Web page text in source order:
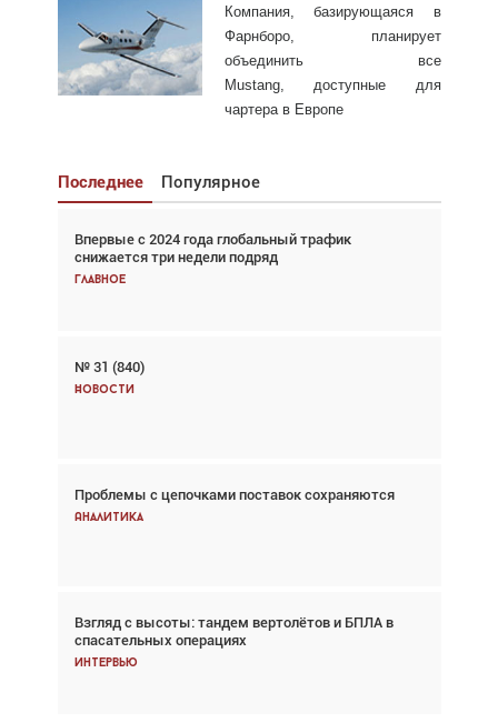
Компания, базирующаяся в
Фарнборо, планирует
объединить все
Mustang, доступные для
чартера в Европе
Последнее Популярное
Впервые с 2024 года глобальный трафик
снижается три недели подряд
Главное
№ 31 (840)
Новости
Проблемы с цепочками поставок сохраняются
Аналитика
Взгляд с высоты: тандем вертолётов и БПЛА в
спасательных операциях
Интервью
Взгляд с высоты: тандем вертолётов и БПЛА в
спасательных операциях
Главное
Авиационный фотограф Дэйв Кох: «Фотография
говорит сама за себя... а ИИ всё портит»
Впервые с 2024 года глобальный трафик
снижается три недели подряд
Частный самолёт – это актив. Подходите к
покупке соответствующим образом
Интервью